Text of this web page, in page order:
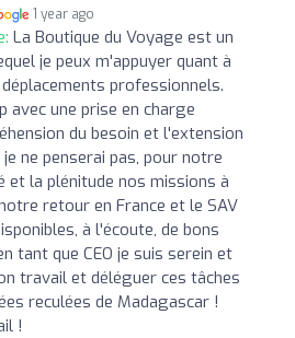
1 year ago
La Boutique du Voyage est un
je peux m'appuyer quant à
professionnels.
avec une prise en charge
du besoin et l'extension
ne penserai pas, pour notre
la plénitude nos missions à
retour en France et le SAV
à l'écoute, de bons
tant que CEO je suis serein et
travail et déléguer ces tâches
reculées de Madagascar !
!